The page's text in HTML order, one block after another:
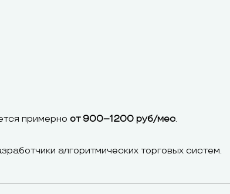
примерно от 900–1200 руб/мес.
алгоритмических торговых систем.